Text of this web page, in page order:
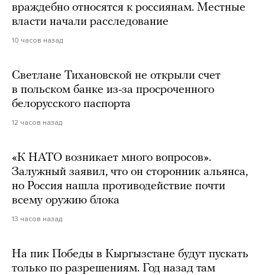
враждебно относятся к россиянам. Местные
власти начали расследование
10 часов назад
Светлане Тихановской не открыли счет
в польском банке из-за просроченного
белорусского паспорта
12 часов назад
«К НАТО возникает много вопросов».
Залужный заявил, что он сторонник альянса,
но Россия нашла противодействие почти
всему оружию блока
13 часов назад
На пик Победы в Кыргызстане будут пускать
только по разрешениям. Год назад там